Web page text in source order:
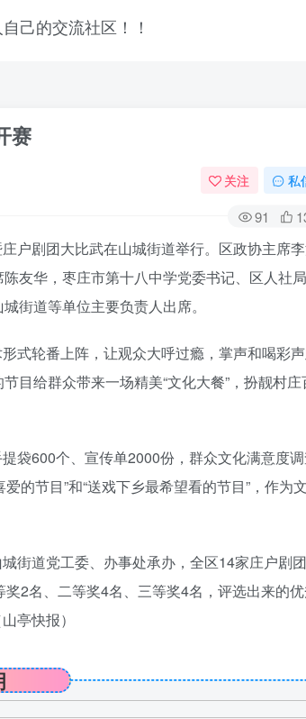
赛
关注 私
91
户剧团大比武在山城街道举行。区政协主席
友华，枣庄市第十八中学党委书记、区人社
街道等单位主要负责人出席。
式轮番上阵，让观众大呼过瘾，掌声和喝彩
目给群众带来一场精美“文化大餐”，扮靓村庄
袋600个、宣传单2000份，群众文化满意度
的节目”和“送戏下乡最希望看的节目”，作为文
街道党工委、办事处承办，全区14家庄户剧
2名、二等奖4名、三等奖4名，评选出来的
亭快报）